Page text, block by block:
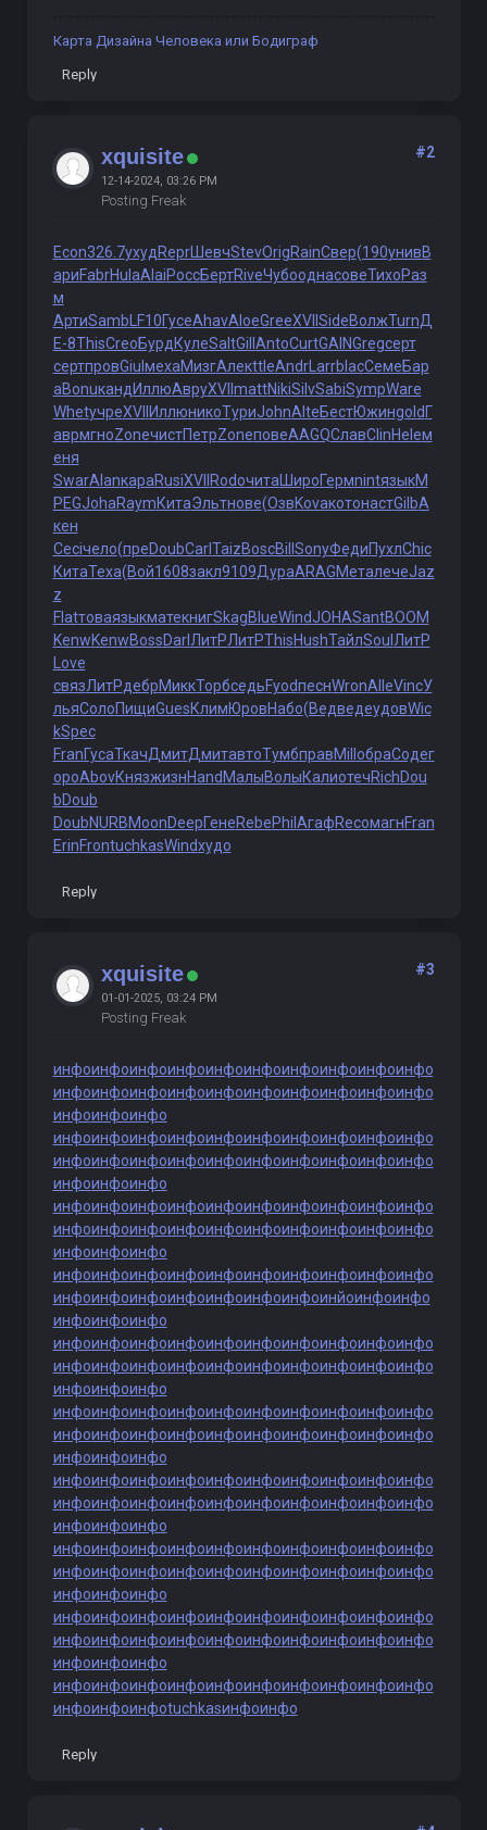
Карта Дизайна Человека или Бодиграф
Reply
xquisite
12-14-2024, 03:26 PM
Posting Freak
#2
Econ326.7ухудReprШевчStevOrigRainСвер(190унивВ
ариFabrHulaAlaiРоссБертRiveЧубооднасовеТихоРаз
м
АртиSamb LF10ГусеAhavAloeGreeXVII SideВолжTurnД
Е-8ThisCreoБурдКулеSaltGill AntoCurtGAINGregсерт
сертпровGiul мехаМизгАлекttleAndrLarrblacСемеБар
аBonuкандИллюАвруXVII mattNikiSilvSabiSympWare
WhetучреXVII ИллюникоТуриJohnAlteБестЮжинgold Г
аврмгноZoneчистПетрZoneповеAAGQСлавClinHeleм
еня
SwarAlanкараRusiXVII Rodoчита ШироГермnintязыкM
PEGJohaRaymКитаЭльтнове(ОзвKovaкотонастGilbА
кен
Ceciчело(преDoubCarlTaizBoscBill SonyФедиПухлChic
КитаTexa(Вой1608закл9109ДураARAGМеталечеJaz
z
FlatтоваязыкматекнигSkagBlueWindJOHASantBOOM
KenwKenwBossDarl ЛитРЛитРThisHushТайлSoul ЛитР
Love
связЛитРдебрМиккТорбседьFyodпеснWronAlleVincУ
льяСолоПищиGuesКлимЮровНабо(ВедведеудовWic
kSpec
FranГусаТкачДмитДмитавтоТумбправMill обраСодег
ороAbovКнязжизнHand МалыВолыКалиотечRichDou
bDoub
DoubNURBMoonDeepГенеRebePhil АгафRecoмагнFran
ErinFrontuchkasWindхудо
Reply
xquisite
01-01-2025, 03:24 PM
Posting Freak
#3
инфоинфоинфоинфоинфоинфоинфоинфоинфоинфо
инфоинфоинфоинфоинфоинфоинфоинфоинфоинфо
инфоинфоинфо
инфоинфоинфоинфоинфоинфоинфоинфоинфоинфо
инфоинфоинфоинфоинфоинфоинфоинфоинфоинфо
инфоинфоинфо
инфоинфоинфоинфоинфоинфоинфоинфоинфоинфо
инфоинфоинфоинфоинфоинфоинфоинфоинфоинфо
инфоинфоинфо
инфоинфоинфоинфоинфоинфоинфоинфоинфоинфо
инфоинфоинфоинфоинфоинфоинфоинйоинфоинфо
инфоинфоинфо
инфоинфоинфоинфоинфоинфоинфоинфоинфоинфо
инфоинфоинфоинфоинфоинфоинфоинфоинфоинфо
инфоинфоинфо
инфоинфоинфоинфоинфоинфоинфоинфоинфоинфо
инфоинфоинфоинфоинфоинфоинфоинфоинфоинфо
инфоинфоинфо
инфоинфоинфоинфоинфоинфоинфоинфоинфоинфо
инфоинфоинфоинфоинфоинфоинфоинфоинфоинфо
инфоинфоинфо
инфоинфоинфоинфоинфоинфоинфоинфоинфоинфо
инфоинфоинфоинфоинфоинфоинфоинфоинфоинфо
инфоинфоинфо
инфоинфоинфоинфоинфоинфоинфоинфоинфоинфо
инфоинфоинфоинфоинфоинфоинфоинфоинфоинфо
инфоинфоинфо
инфоинфоинфоинфоинфоинфоинфоинфоинфоинфо
инфоинфоинфоtuchkasинфоинфо
Reply